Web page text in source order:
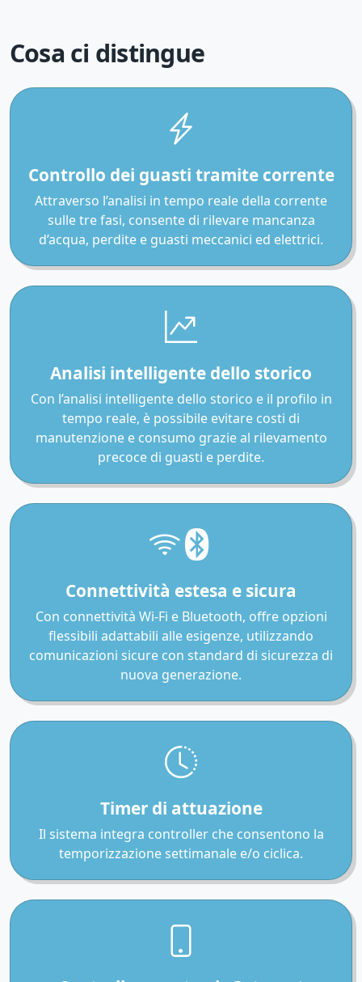
Cosa ci distingue
Controllo dei guasti tramite corrente
Attraverso l’analisi in tempo reale della corrente
sulle tre fasi, consente di rilevare mancanza
d’acqua, perdite e guasti meccanici ed elettrici.
Analisi intelligente dello storico
Con l’analisi intelligente dello storico e il profilo in
tempo reale, è possibile evitare costi di
manutenzione e consumo grazie al rilevamento
precoce di guasti e perdite.
Connettività estesa e sicura
Con connettività Wi-Fi e Bluetooth, offre opzioni
flessibili adattabili alle esigenze, utilizzando
comunicazioni sicure con standard di sicurezza di
nuova generazione.
Timer di attuazione
Il sistema integra controller che consentono la
temporizzazione settimanale e/o ciclica.